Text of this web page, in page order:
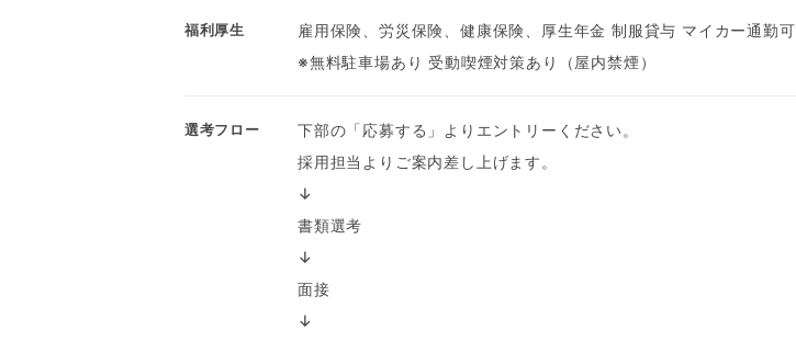
福利厚生
雇用保険、労災保険、健康保険、厚生年金 制服貸与 マイカー通勤可
※無料駐車場あり 受動喫煙対策あり（屋内禁煙）
選考フロー
下部の「応募する」よりエントリーください。
採用担当よりご案内差し上げます。
↓
書類選考
↓
面接
↓